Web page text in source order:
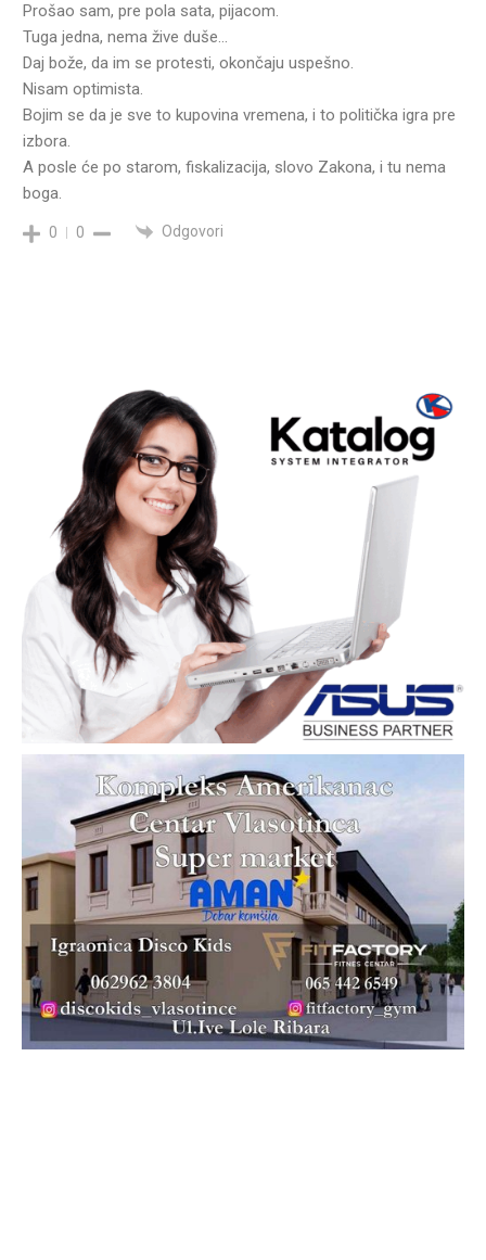
Prošao sam, pre pola sata, pijacom.
Tuga jedna, nema žive duše…
Daj bože, da im se protesti, okončaju uspešno.
Nisam optimista.
Bojim se da je sve to kupovina vremena, i to politička igra pre
izbora.
A posle će po starom, fiskalizacija, slovo Zakona, i tu nema
boga.
0 0 Odgovori